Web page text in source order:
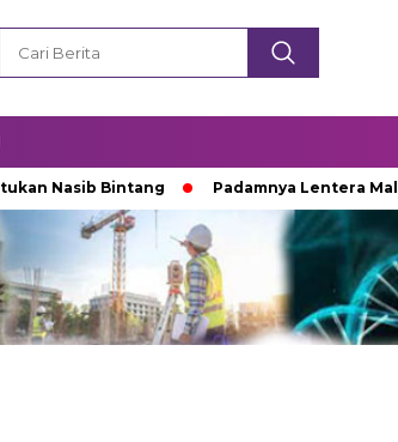
Bintang Padamnya Lentera Malam